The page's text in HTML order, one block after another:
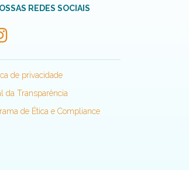
REDES SOCIAIS
de privacidade
da Transparência
de Ética e Compliance